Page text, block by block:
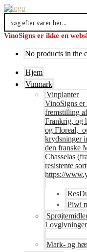
VinoSigns er ikke en
No products in the
Hjem
Vinmark
Vinplanter
VinoSigns er
fremstilling
Frankrig, og
og Floreal,
krydsninger
den franske
Chasselas
resistente
https://
Piwi
Mark- og